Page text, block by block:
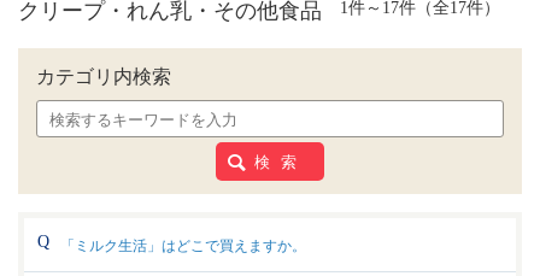
クリープ・れん乳・その他食品 1件～17件（全17件）
カテゴリ内検索
検 索
「ミルク生活」はどこで買えますか。